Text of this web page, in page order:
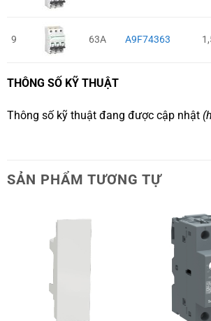
9 63A A9F74363
THÔNG SỐ KỸ THUẬT
Thông số kỹ thuật đang được cập nhật
SẢN PHẨM TƯƠNG TỰ